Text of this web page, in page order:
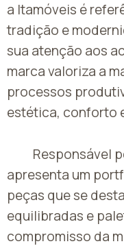
a Itamóveis é
tradição e
sua atenção aos
marca valoriza a
processos
estética, conforto
Responsável
apresenta um
peças que se
equilibradas e
compromisso da